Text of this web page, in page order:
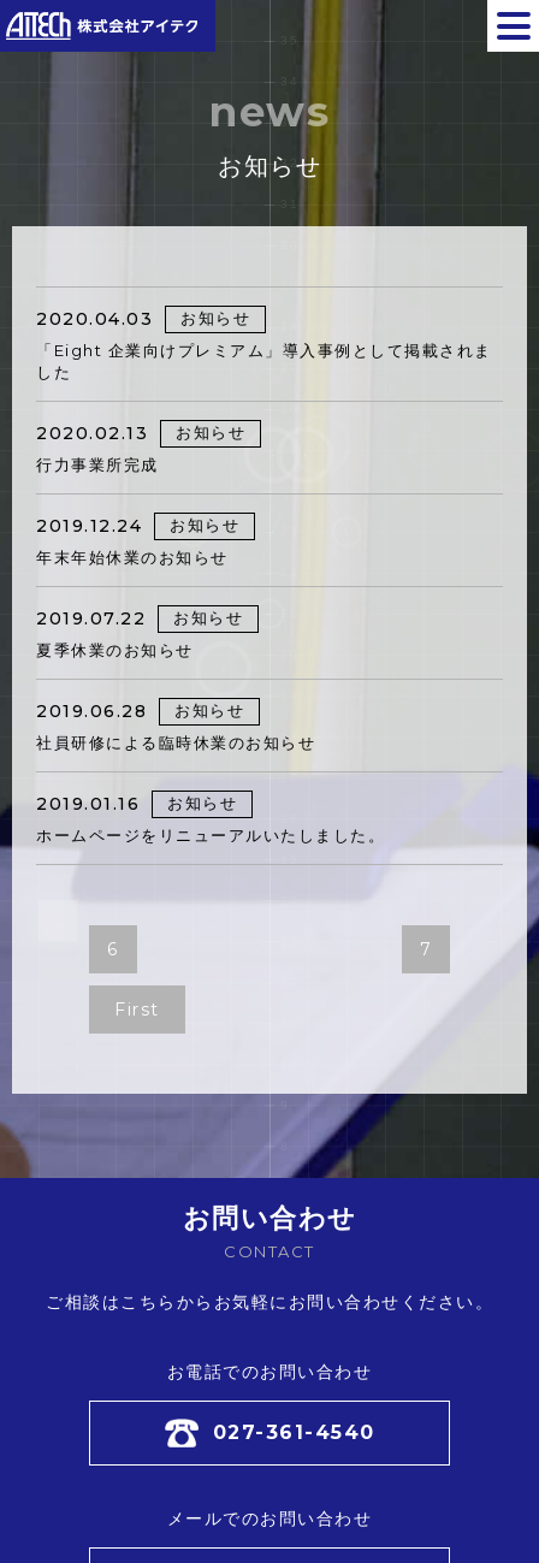
news
お知らせ
2020.04.03
お知らせ
「Eight 企業向けプレミアム」導入事例として掲載されま
した
2020.02.13
お知らせ
行力事業所完成
2019.12.24
お知らせ
年末年始休業のお知らせ
2019.07.22
お知らせ
夏季休業のお知らせ
2019.06.28
お知らせ
社員研修による臨時休業のお知らせ
2019.01.16
お知らせ
ホームページをリニューアルいたしました。
First
6 7
お問い合わせ
CONTACT
ご相談はこちらからお気軽にお問い合わせください。
お電話でのお問い合わせ
027-361-4540
メールでのお問い合わせ